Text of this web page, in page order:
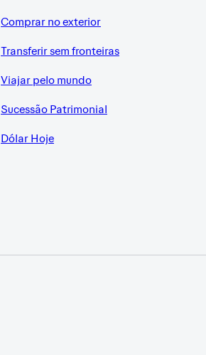
Comprar no exterior
Transferir sem fronteiras
Viajar pelo mundo
Sucessão Patrimonial
Dólar Hoje